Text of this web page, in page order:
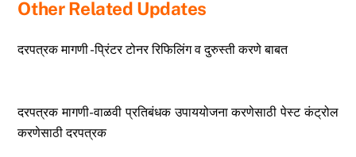
Other Related Updates
दरपत्रक मागणी -प्रिंटर टोनर रिफिलिंग व दुरुस्ती करणे बाबत
दरपत्रक मागणी-वाळवी प्रतिबंधक उपाययोजना करणेसाठी पेस्ट कंट्रोल
करणेसाठी दरपत्रक